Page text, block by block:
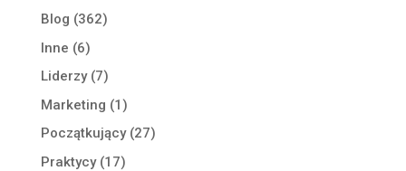
Blog (362)
Inne (6)
Liderzy(7)
Marketing (1)
Początkujący(27)
Praktycy(17)